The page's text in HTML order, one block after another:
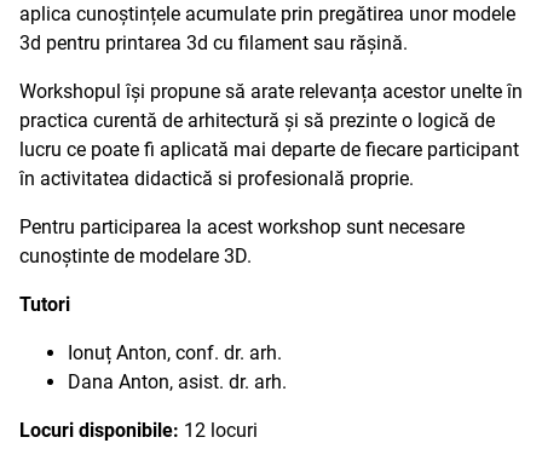
aplica cunoștințele acumulate prin pregătirea unor modele
3d pentru printarea 3d cu filament sau rășină.
Workshopul își propune să arate relevanța acestor unelte în
practica curentă de arhitectură și să prezinte o logică de
lucru ce poate fi aplicată mai departe de fiecare participant
în activitatea didactică si profesională proprie.
Pentru participarea la acest workshop sunt necesare
cunoștinte de modelare 3D.
Tutori
Ionuț Anton, conf. dr. arh.
Dana Anton, asist. dr. arh.
Locuri disponibile: 12 locuri